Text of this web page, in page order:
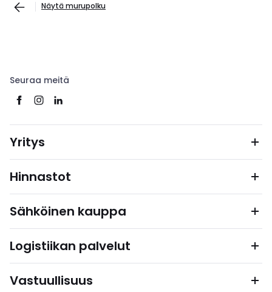
Näytä murupolku
Seuraa meitä
Yritys
Hinnastot
Sähköinen kauppa
Logistiikan palvelut
Vastuullisuus